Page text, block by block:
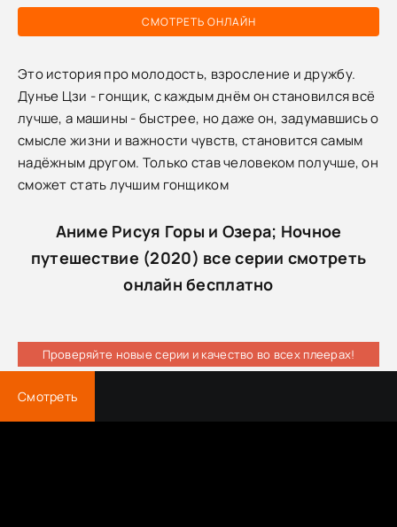
СМОТРЕТЬ ОНЛАЙН
Это история про молодость, взросление и дружбу.
Дунъе Цзи - гонщик, с каждым днём он становился всё
лучше, а машины - быстрее, но даже он, задумавшись о
смысле жизни и важности чувств, становится самым
надёжным другом. Только став человеком получше, он
сможет стать лучшим гонщиком
Аниме Рисуя Горы и Озера; Ночное
путешествие (2020) все серии смотреть
онлайн бесплатно
Проверяйте новые серии и качество во всех плеерах!
Смотреть